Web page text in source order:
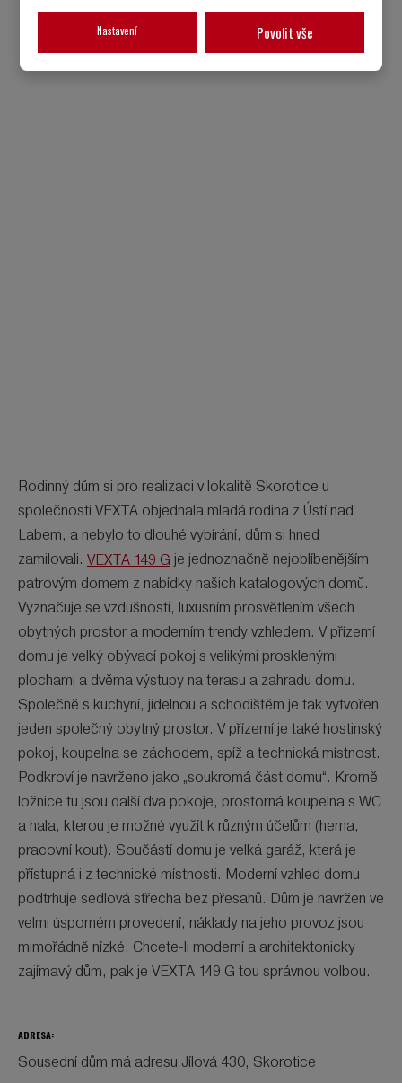
Rodinný dům si pro realizaci v lokalitě Skorotice u
společnosti VEXTA objednala mladá rodina z Ústí nad
Labem, a nebylo to dlouhé vybírání, dům si hned
zamilovali. VEXTA 149 G je jednoznačně nejoblíbenějším
patrovým domem z nabídky našich katalogových domů.
Vyznačuje se vzdušností, luxusním prosvětlením všech
obytných prostor a moderním trendy vzhledem. V přízemí
domu je velký obývací pokoj s velikými prosklenými
plochami a dvěma výstupy na terasu a zahradu domu.
Společně s kuchyní, jídelnou a schodištěm je tak vytvořen
jeden společný obytný prostor. V přízemí je také hostinský
pokoj, koupelna se záchodem, spíž a technická místnost.
Podkroví je navrženo jako „soukromá část domu“. Kromě
ložnice tu jsou další dva pokoje, prostorná koupelna s WC
a hala, kterou je možné využít k různým účelům (herna,
pracovní kout). Součástí domu je velká garáž, která je
přístupná i z technické místnosti. Moderní vzhled domu
podtrhuje sedlová střecha bez přesahů. Dům je navržen ve
velmi úsporném provedení, náklady na jeho provoz jsou
mimořádně nízké. Chcete-li moderní a architektonicky
zajímavý dům, pak je VEXTA 149 G tou správnou volbou.
ADRESA:
Sousední dům má adresu Jílová 430, Skorotice
Nastavení Povolit vše